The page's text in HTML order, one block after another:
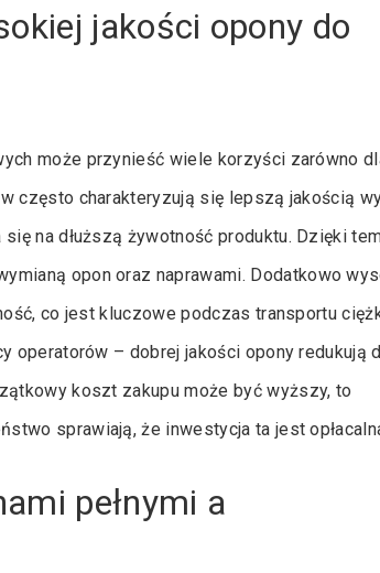
jakości opony do
może przynieść wiele korzyści zarówno
często charakteryzują się lepszą jakością
na dłuższą żywotność produktu. Dzięki
opon oraz naprawami. Dodatkowo
co jest kluczowe podczas transportu
operatorów – dobrej jakości opony redukują
koszt zakupu może być wyższy, to
sprawiają, że inwestycja ta jest
pełnymi a